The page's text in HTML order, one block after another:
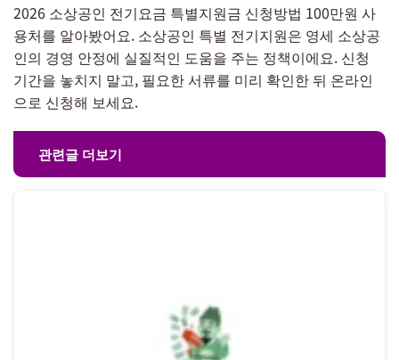
2026 소상공인 전기요금 특별지원금 신청방법 100만원 사
용처를 알아봤어요. 소상공인 특별 전기지원은 영세 소상공
인의 경영 안정에 실질적인 도움을 주는 정책이에요. 신청
기간을 놓치지 말고, 필요한 서류를 미리 확인한 뒤 온라인
으로 신청해 보세요.
관련글 더보기